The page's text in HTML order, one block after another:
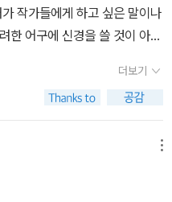
작가들에게 하고 싶은 말이나
한 어구에 신경을 쓸 것이 아
간 위에 찍어댄 말 줄임표는
간을 자기 마음대로 처분하는
둘째로 관객들의 숨을 마음대
키게 만드는 일이므로 그것을
표를 남발해대며 비장하다는
를 보면, 그 글에 나오는 점 갯
더보기